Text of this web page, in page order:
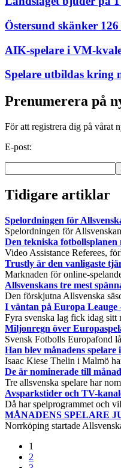
Östersund skänker
AIK-spelare i VM-
Spelare utbildas kring
Prenumerera på
För att registrera dig på vårat
E-post:
Tidigare artiklar
Spelordningen för
Spelordningen för
Den tekniska fotbollsplanen
Video Assistance Referees,
Trustly är den vanligaste
Marknaden för online-
Allsvenskans tre mest
Den förskjutna Allsvenska
I väntan på Europa Leauge
Fyra svenska lag fick idag sitt
Miljonregn över
Svensk Fotbolls Europafond
Han blev månadens spelare
Isaac Kiese Thelin i Malmö
De är nominerade till
Tre allsvenska spelare har
Avsparkstider och TV-
Då har spelprogrammet och
MÅNADENS SPELARE
Norrköping startade
1
2